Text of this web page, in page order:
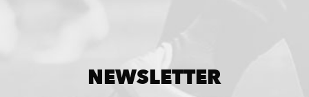
NEWSLETTER